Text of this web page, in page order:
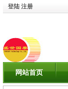
登陆 注册
网站首页